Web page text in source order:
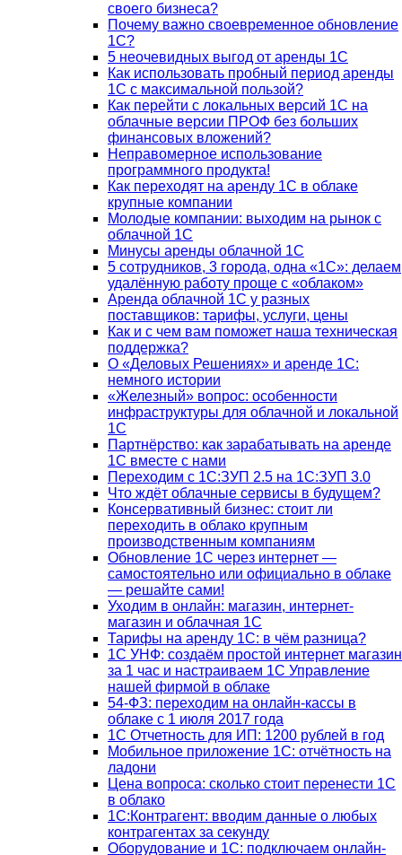
своего бизнеса?
Почему важно своевременное обновление
1С?
5 неочевидных выгод от аренды 1С
Как использовать пробный период аренды
1С с максимальной пользой?
Как перейти с локальных версий 1С на
облачные версии ПРОФ без больших
финансовых вложений?
Неправомерное использование
программного продукта!
Как переходят на аренду 1С в облаке
крупные компании
Молодые компании: выходим на рынок с
облачной 1С
Минусы аренды облачной 1С
5 сотрудников, 3 города, одна «1С»: делаем
удалённую работу проще с «облаком»
Аренда облачной 1С у разных
поставщиков: тарифы, услуги, цены
Как и с чем вам поможет наша техническая
поддержка?
О «Деловых Решениях» и аренде 1С:
немного истории
«Железный» вопрос: особенности
инфраструктуры для облачной и локальной
1С
Партнёрство: как зарабатывать на аренде
1С вместе с нами
Переходим с 1С:ЗУП 2.5 на 1С:ЗУП 3.0
Что ждёт облачные сервисы в будущем?
Консервативный бизнес: стоит ли
переходить в облако крупным
производственным компаниям
Обновление 1С через интернет —
самостоятельно или официально в облаке
— решайте сами!
Уходим в онлайн: магазин, интернет-
магазин и облачная 1С
Тарифы на аренду 1С: в чём разница?
1С УНФ: создаём простой интернет магазин
за 1 час и настраиваем 1С Управление
нашей фирмой в облаке
54-ФЗ: переходим на онлайн-кассы в
облаке с 1 июля 2017 года
1С Отчетность для ИП: 1200 рублей в год
Мобильное приложение 1С: отчётность на
ладони
Цена вопроса: сколько стоит перенести 1С
в облако
1С:Контрагент: вводим данные о любых
контрагентах за секунду
Оборудование и 1С: подключаем онлайн-